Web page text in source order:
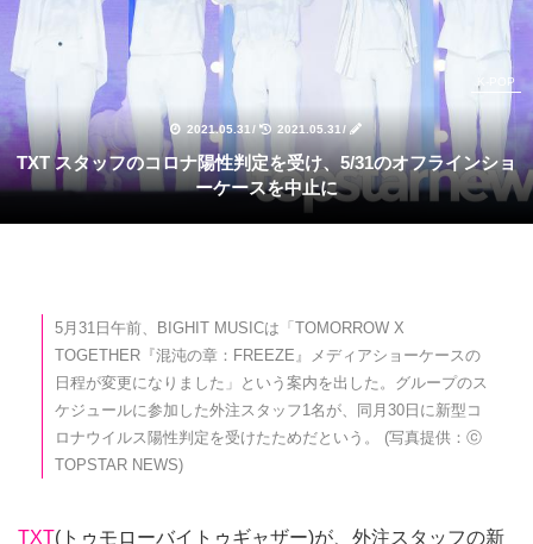
2021.05.31 / 2021.05.31 /
K-POP
TXT スタッフのコロナ陽性判定を受け、5/31のオフラインショ
ーケースを中止に
5月31日午前、BIGHIT MUSICは「TOMORROW X
TOGETHER『混沌の章：FREEZE』メディアショーケースの
日程が変更になりました」という案内を出した。グループのス
ケジュールに参加した外注スタッフ1名が、同月30日に新型コ
ロナウイルス陽性判定を受けたためだという。 (写真提供：ⓒ
TOPSTAR NEWS)
TXT(トゥモローバイトゥギャザー)が、外注スタッフの新